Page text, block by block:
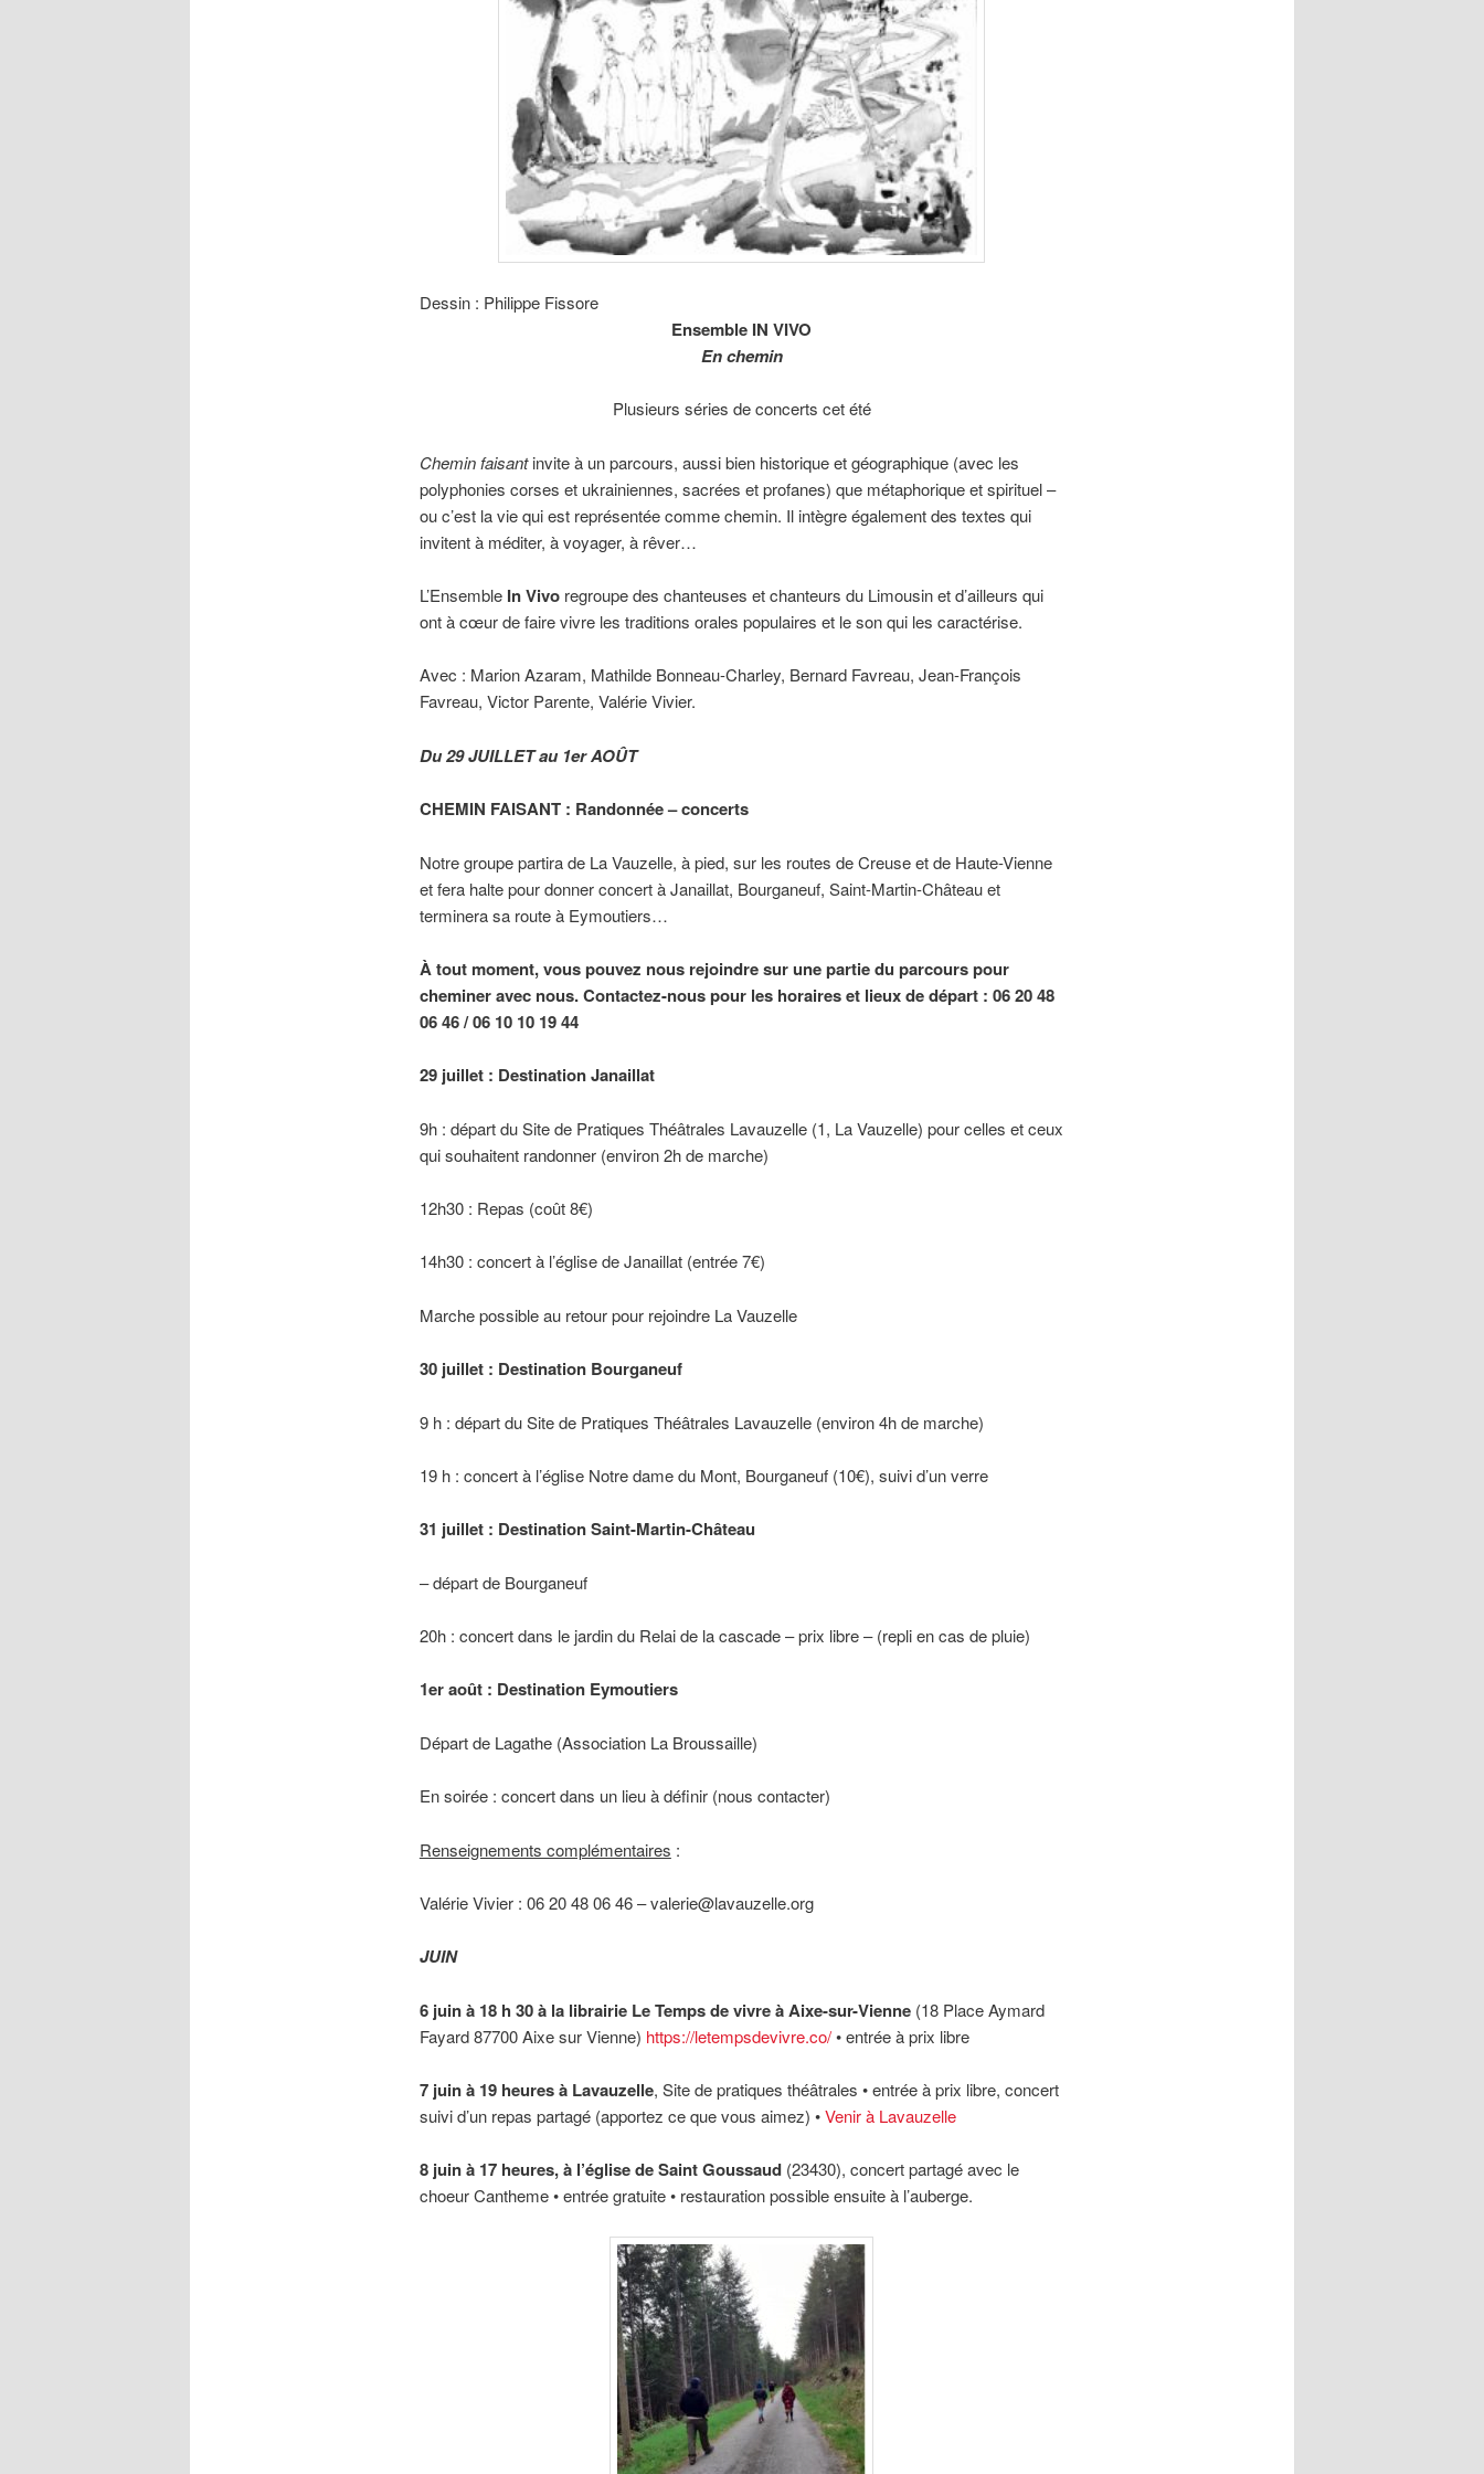
Dessin : Philippe Fissore
Ensemble IN VIVO
En chemin
Plusieurs séries de concerts cet été
Chemin faisantinvite à un parcours, aussi bien historique et géographique (avec les
polyphonies corses et ukrainiennes, sacrées et profanes) que métaphorique et spirituel –
ou c’est la vie qui est représentée comme chemin. Il intègre également des textes qui
invitent à méditer, à voyager, à rêver…
L’Ensemble In Vivoregroupe des chanteuses et chanteurs du Limousin et d’ailleurs qui
ont à cœur de faire vivre les traditions orales populaires et le son qui les caractérise.
Avec : Marion Azaram, Mathilde Bonneau-Charley, Bernard Favreau, Jean-François
Favreau, Victor Parente, Valérie Vivier.
Du 29 JUILLET au 1er AOÛT
CHEMIN FAISANT : Randonnée – concerts
Notre groupe partira de La Vauzelle, à pied, sur les routes de Creuse et de Haute-Vienne
et fera halte pour donner concert à Janaillat, Bourganeuf, Saint-Martin-Château et
terminera sa route à Eymoutiers…
À tout moment, vous pouvez nous rejoindre sur une partie du parcours pour
cheminer avec nous. Contactez-nous pour les horaires et lieux de départ : 06 20 48
06 46 / 06 10 10 19 44
29 juillet : Destination Janaillat
9h : départ du Site de Pratiques Théâtrales Lavauzelle (1, La Vauzelle) pour celles et ceux
qui souhaitent randonner (environ 2h de marche)
12h30 : Repas (coût 8€)
14h30 : concert à l’église de Janaillat (entrée 7€)
Marche possible au retour pour rejoindre La Vauzelle
30 juillet : Destination Bourganeuf
9 h : départ du Site de Pratiques Théâtrales Lavauzelle (environ 4h de marche)
19 h : concert à l’église Notre dame du Mont, Bourganeuf (10€), suivi d’un verre
31 juillet : Destination Saint-Martin-Château
– départ de Bourganeuf
20h : concert dans le jardin du Relai de la cascade – prix libre – (repli en cas de pluie)
1er août : Destination Eymoutiers
Départ de Lagathe (Association La Broussaille)
En soirée : concert dans un lieu à définir (nous contacter)
Renseignements complémentaires :
Valérie Vivier : 06 20 48 06 46 – valerie@lavauzelle.org
JUIN
6 juin à 18 h 30 à la librairie Le Temps de vivre à Aixe-sur-Vienne(18 Place Aymard
Fayard 87700 Aixe sur Vienne) https://letempsdevivre.co/• entrée à prix libre
7 juin à 19 heures à Lavauzelle, Site de pratiques théâtrales • entrée à prix libre, concert
suivi d’un repas partagé (apportez ce que vous aimez) •Venir à Lavauzelle
8 juin à 17 heures, à l’église de Saint Goussaud(23430), concert partagé avec le
choeur Cantheme • entrée gratuite • restauration possible ensuite à l’auberge.